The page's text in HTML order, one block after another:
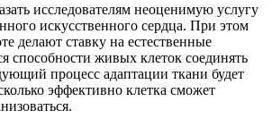
исследователям неоценимую услугу
искусственного сердца. При этом
делают ставку на естественные
способности живых клеток соединять
процесс адаптации ткани будет
эффективно клетка сможет